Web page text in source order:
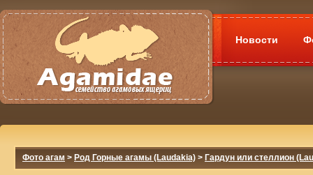
Новости
Фото агам > Род Горные агамы (Laudakia) > Гардун или стеллион